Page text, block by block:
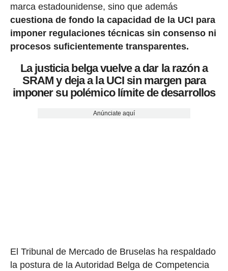
marca estadounidense, sino que además
cuestiona de fondo la capacidad de la UCI para
imponer regulaciones técnicas sin consenso ni
procesos suficientemente transparentes.
La justicia belga vuelve a dar la razón a
SRAM y deja a la UCI sin margen para
imponer su polémico límite de desarrollos
Anúnciate aquí
El Tribunal de Mercado de Bruselas ha respaldado
la postura de la Autoridad Belga de Competencia